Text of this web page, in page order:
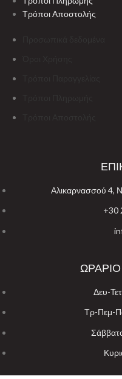
Αλικαρνασσού 4,
+30
ΩΡΑΡΙΟ
Δευ-
Τρ-Πεμ-
Τρόποι Αποστολής